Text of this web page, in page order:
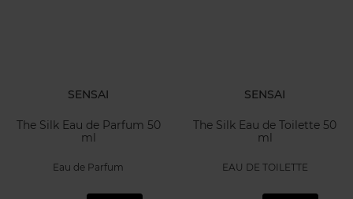
SENSAI
The Silk Eau de Parfum 50
ml
Eau de Parfum
SENSAI
The Silk Eau de Toilette 50
ml
EAU DE TOILETTE